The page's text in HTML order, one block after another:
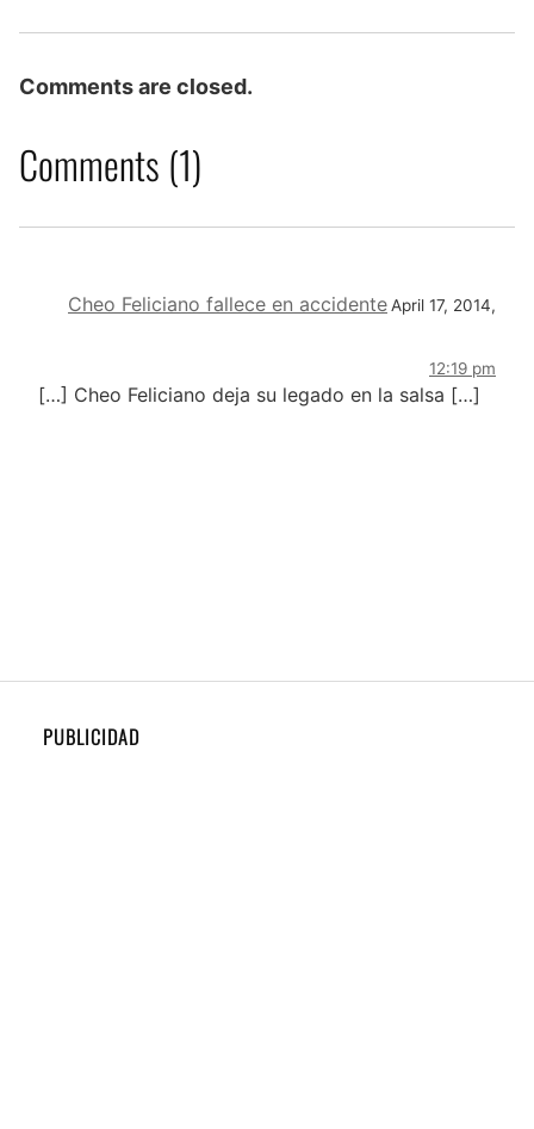
Comments are closed.
Comments (1)
Cheo Feliciano fallece en accidenteApril 17, 2014,
12:19 pm
[…] Cheo Feliciano deja su legado en la salsa […]
PUBLICIDAD